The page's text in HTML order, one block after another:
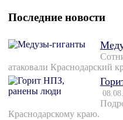
Последние новости
атаковали Краснодарский
Краснодарскому краю.